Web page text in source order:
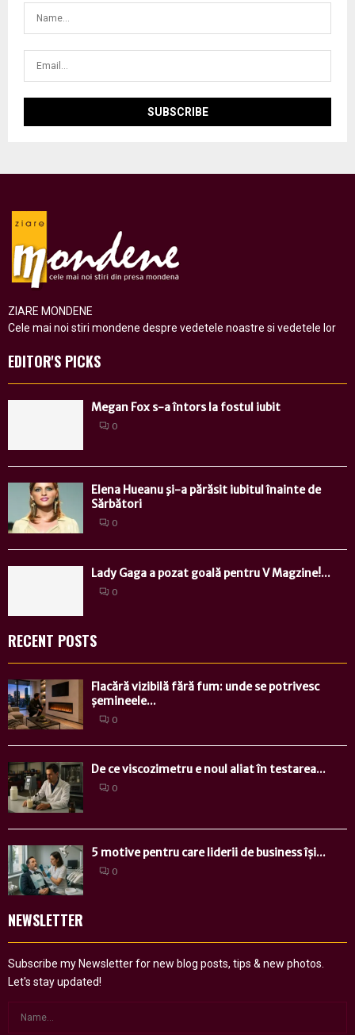
ZIARE MONDENE
Cele mai noi stiri mondene despre vedetele noastre si vedetele lor
EDITOR'S PICKS
Megan Fox s-a întors la fostul iubit
0
Elena Hueanu şi-a părăsit iubitul înainte de
Sărbători
0
Lady Gaga a pozat goală pentru V Magzine!...
0
RECENT POSTS
Flacără vizibilă fără fum: unde se potrivesc
șemineele...
0
De ce viscozimetru e noul aliat în testarea...
0
5 motive pentru care liderii de business își...
0
NEWSLETTER
Subscribe my Newsletter for new blog posts, tips & new photos.
Let's stay updated!